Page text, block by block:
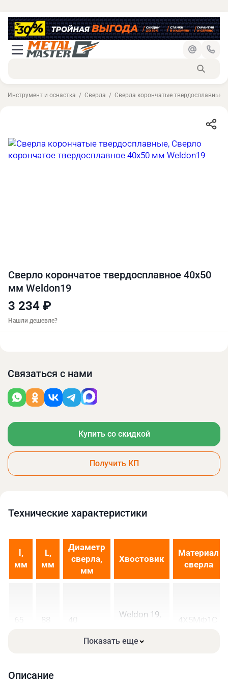
Инструмент и оснастка Сверла Сверла корончатые твердосплавные
Сверло корончатое твердосплавное 40х50
мм Weldon19
3 234 ₽
Нашли дешевле?
Связаться с нами
Купить со скидкой
Получить КП
Технические xарактеристики
l,
мм
L,
мм
Диаметр
сверла,
мм
Хвостовик
Материал
сверла
65 88 40
Weldon 19,
4Х5МФ1С
Показать еще
Описание